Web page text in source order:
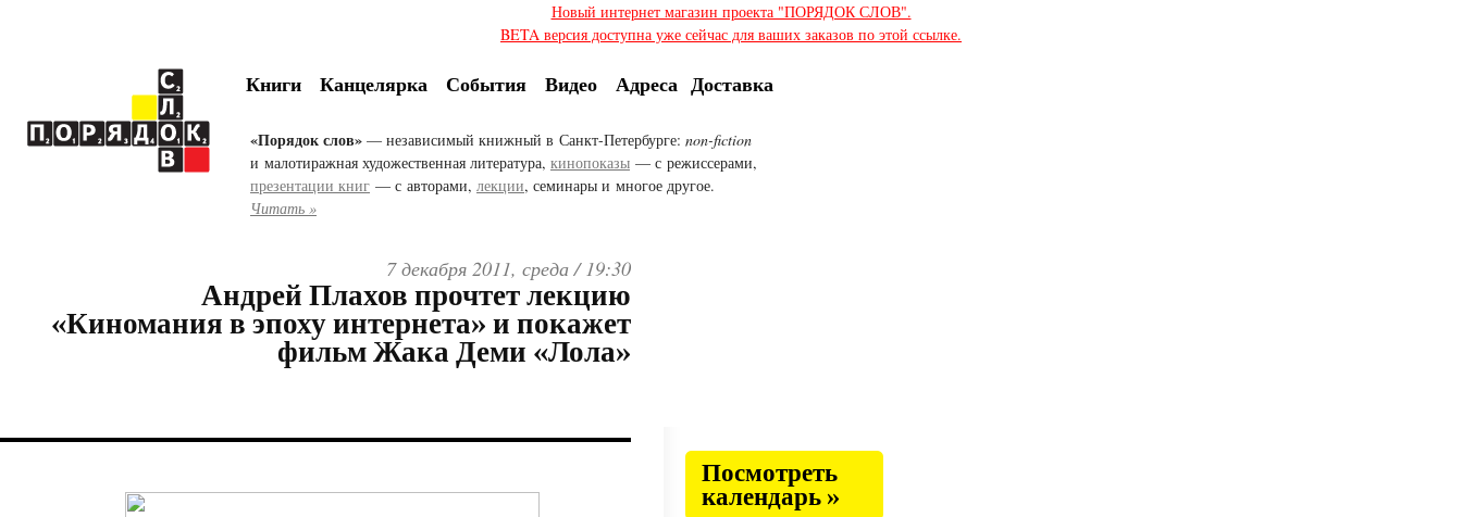
Новый интернет магазин проекта "ПОРЯДОК СЛОВ".
BETA версия доступна уже сейчас для ваших заказов по этой ссылке.
Книги Канцелярка События Видео Адреса Доставка
«Порядок слов» — независимый книжный в Санкт-Петербурге: non-fiction
и малотиражная художественная литература, кинопоказы — с режиссерами,
презентации книг — с авторами, лекции, семинары и многое другое.
Читать »
7 декабря 2011, среда /19:30
Андрей Плахов прочтет лекцию
«Киномания в эпоху интернета» и покажет
фильм Жака Деми «Лола»
Посмотреть
календарь »